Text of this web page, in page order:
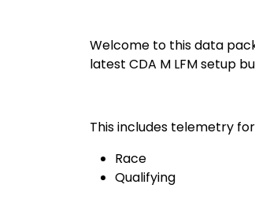
Welcome to this data
latest CDA M LFM setup
This includes telemetry
Race
Qualifying